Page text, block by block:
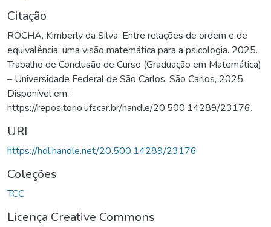
Citação
ROCHA, Kimberly da Silva. Entre relações de ordem e de
equivalência: uma visão matemática para a psicologia. 2025.
Trabalho de Conclusão de Curso (Graduação em Matemática)
– Universidade Federal de São Carlos, São Carlos, 2025.
Disponível em:
https://repositorio.ufscar.br/handle/20.500.14289/23176.
URI
https://hdl.handle.net/20.500.14289/23176
Coleções
TCC
Licença Creative Commons